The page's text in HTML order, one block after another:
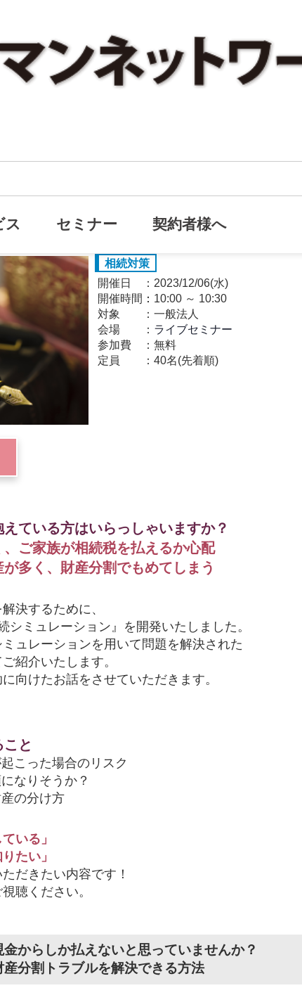
ス セミナー 契約者様へ
金からしか払えないと思っていませ
資金と財産分割トラブルを解決できる
相続対策
開催日
2023/12/06(水)
開催時間： 10:00 ～ 10:30
対象
一般法人
会場
ライブセミナー
参加費
無料
定員
40名(先着順)
ている方はいらっしゃいますか？
、ご家族が相続税を払えるか心配
が多く、財産分割でもめてしまう
決するために、
シミュレーション』を開発いたしました。
ュレーションを用いて問題を解決された
紹介いたします。
向けたお話をさせていただきます。
と
こった場合のリスク
なりそうか？
の分け方
いる」
たい」
だきたい内容です！
聴ください。
からしか払えないと思っていませんか？
分割トラブルを解決できる方法